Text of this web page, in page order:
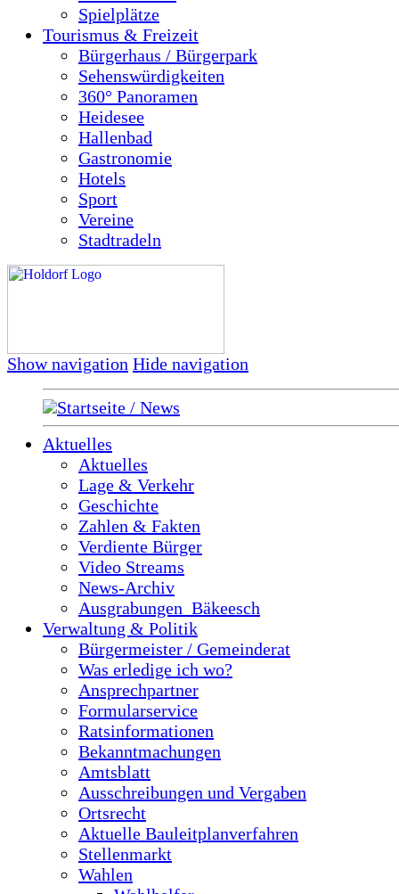
Spielplätze
Tourismus & Freizeit
Bürgerhaus / Bürgerpark
Sehenswürdigkeiten
360° Panoramen
Heidesee
Hallenbad
Gastronomie
Hotels
Sport
Vereine
Stadtradeln
Show navigation Hide navigation
Startseite / News
Aktuelles
Aktuelles
Lage & Verkehr
Geschichte
Zahlen & Fakten
Verdiente Bürger
Video Streams
News-Archiv
Ausgrabungen_Bäkeesch
Verwaltung & Politik
Bürgermeister / Gemeinderat
Was erledige ich wo?
Ansprechpartner
Formularservice
Ratsinformationen
Bekanntmachungen
Amtsblatt
Ausschreibungen und Vergaben
Ortsrecht
Aktuelle Bauleitplanverfahren
Stellenmarkt
Wahlen